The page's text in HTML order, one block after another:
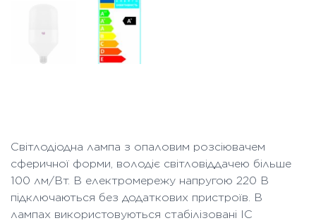
Світлодіодна лампа з опаловим розсіювачем
сферичної форми, володіє світловіддачею більше
100 лм/Вт. В електромережу напругою 220 В
підключаються без додаткових пристроїв. В
лампах використовуються стабілізовані IC